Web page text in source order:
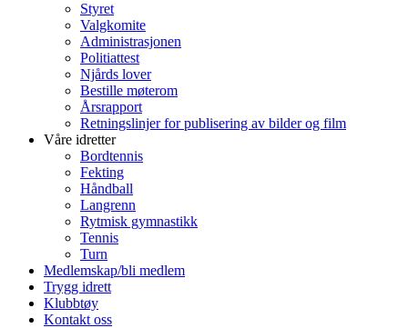
Styret
Valgkomite
Administrasjonen
Politiattest
Njårds lover
Bestille møterom
Årsrapport
Retningslinjer for publisering av bilder og film
Våre idretter
Bordtennis
Fekting
Håndball
Langrenn
Rytmisk gymnastikk
Tennis
Turn
Medlemskap/bli medlem
Trygg idrett
Klubbtøy
Kontakt oss